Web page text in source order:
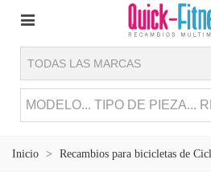
TODAS LAS MARCAS
Inicio > Recambios para bicicletas de